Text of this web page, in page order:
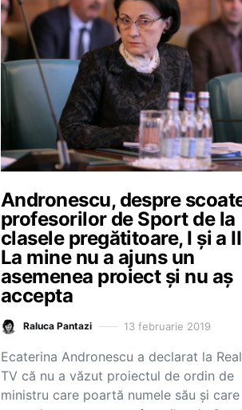
Andronescu, despre
profesorilor de Sport de la
clasele pregătitoare, I și a
La mine nu a ajuns un
asemenea proiect și nu aș
accepta
Raluca Pantazi 13 februarie 2019
Ecaterina Andronescu a declarat la
TV că nu a văzut proiectul de ordin de
ministru care poartă numele său și care